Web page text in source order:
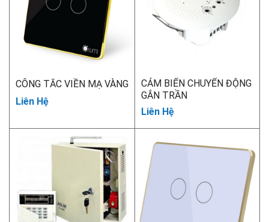
CÔNG TẮC VIỀN MẠ VÀNG
Liên Hệ
CẢM BIẾN CHUYỂN ĐỘNG
GẮN TRẦN
Liên Hệ